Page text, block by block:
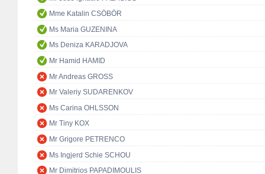
Mme Katalin CSÖBÖR
Ms Maria GUZENINA
Ms Deniza KARADJOVA
Mr Hamid HAMID
Mr Andreas GROSS
Mr Valeriy SUDARENKOV
Ms Carina OHLSSON
Mr Tiny KOX
Mr Grigore PETRENCO
Ms Ingjerd Schie SCHOU
Mr Dimitrios PAPADIMOULIS